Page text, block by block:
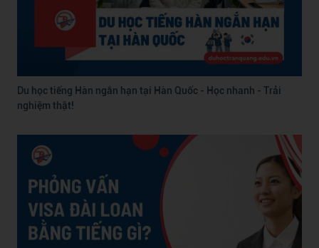
Du học tiếng Hàn ngắn hạn tại Hàn Quốc - Học nhanh - Trải
nghiệm thật!